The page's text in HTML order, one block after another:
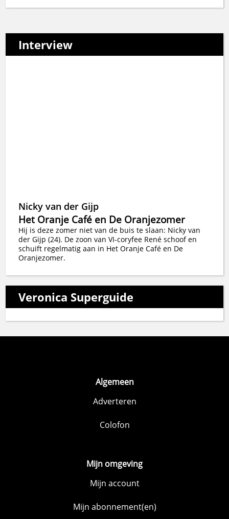
Interview
Nicky van der Gijp
Het Oranje Café en De Oranjezomer
Hij is deze zomer niet van de buis te slaan: Nicky van
der Gijp (24). De zoon van VI-coryfee René schoof en
schuift regelmatig aan in Het Oranje Café en De
Oranjezomer.
Veronica Superguide
Algemeen
Adverteren
Colofon
Mijn omgeving
Mijn account
Mijn abonnement(en)